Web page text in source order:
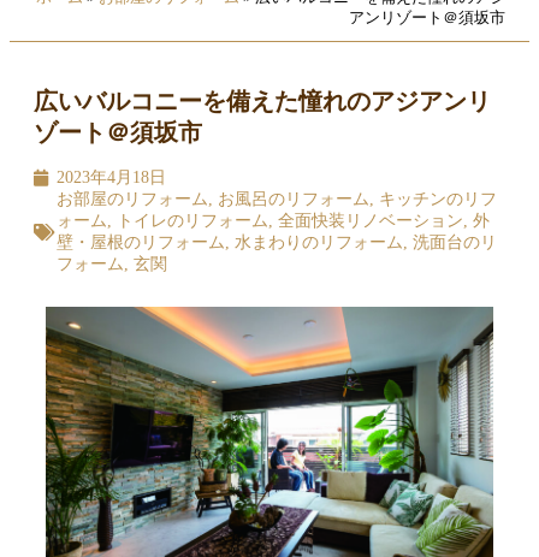
アンリゾート＠須坂市
広いバルコニーを備えた憧れのアジアンリ
ゾート＠須坂市
2023年4月18日
お部屋のリフォーム, お風呂のリフォーム, キッチンのリフ
ォーム, トイレのリフォーム, 全面快装リノベーション, 外
壁・屋根のリフォーム, 水まわりのリフォーム, 洗面台のリ
フォーム, 玄関